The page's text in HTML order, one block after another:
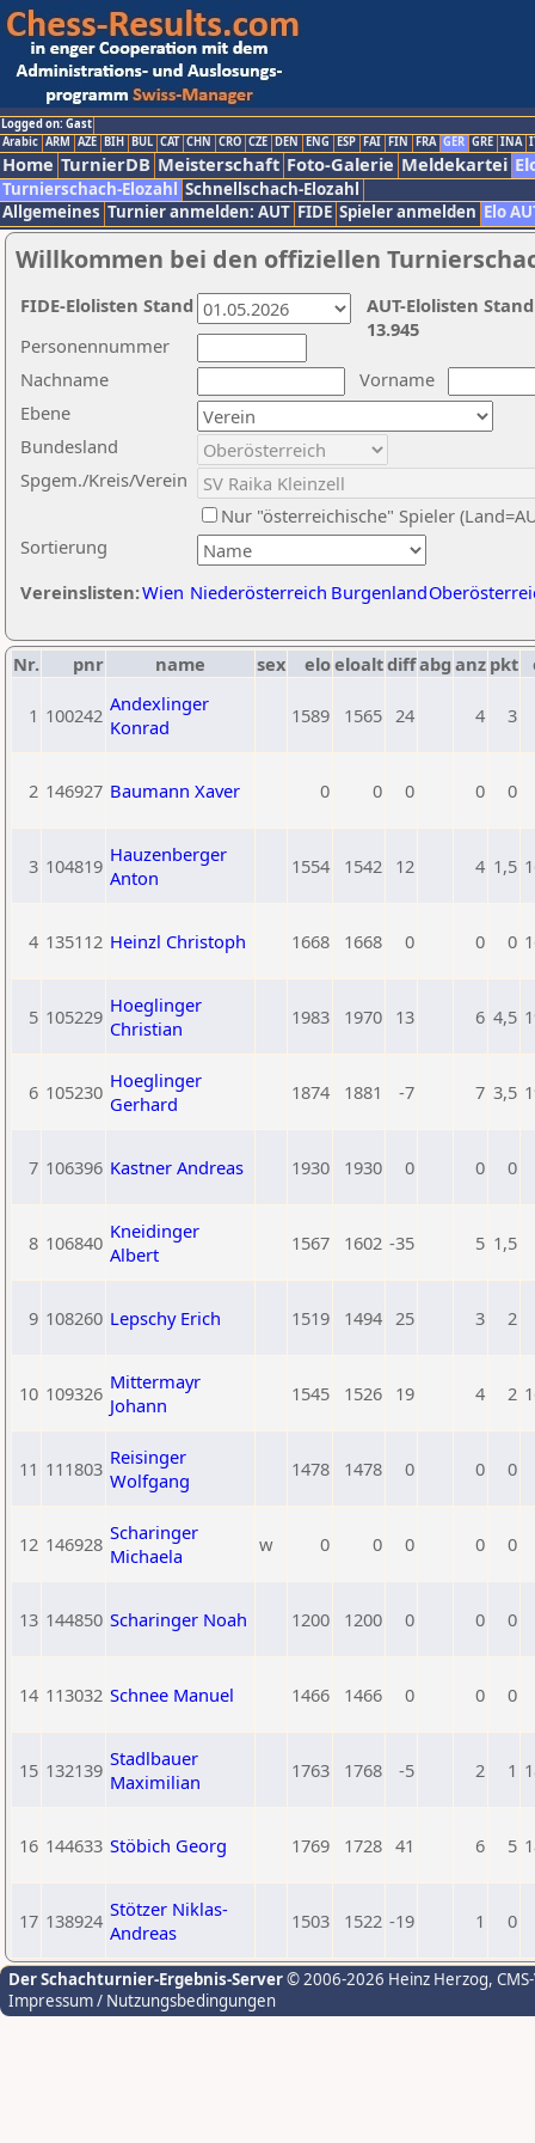
Logged on: Gast
Arabic ARM AZE BIH BUL CAT CHN CRO CZE DEN ENG ESP FAI FIN FRA GER GRE INA
Home TurnierDB Meisterschaft Foto-Galerie Meldekartei
Turnierschach-Elozahl Schnellschach-Elozahl
Allgemeines Turnier anmelden: AUT FIDE Spieler anmelden Elo
Willkommen bei den offiziellen
Nachname
Vorname
Ebene
Sortierung
Personennummer
Bundesland
Spgem./Kreis/Verein
Nur "österreichische" Spieler
Vereinslisten:Wien Niederösterreich Burgenland
AUT-Elolisten
13.945
FIDE-Elolisten Stand
Nr. pnr name sex eloeloaltdiffabg anz pkt
1 100242 Andexlinger
Konrad
1589 1565 24 4 3
2 146927 Baumann Xaver 0 0 0 0 0
3 104819 Hauzenberger
Anton
1554 1542 12 4 1,5
4 135112 Heinzl Christoph 1668 1668 0 0 0
5 105229 Hoeglinger
Christian
1983 1970 13 6 4,5
6 105230 Hoeglinger
Gerhard
1874 1881 -7 7 3,5
7 106396 Kastner Andreas 1930 1930 0 0 0
8 106840 Kneidinger
Albert
1567 1602 -35 5 1,5
9 108260 Lepschy Erich 1519 1494 25 3 2
10 109326 Mittermayr
Johann
1545 1526 19 4 2
11 111803 Reisinger
Wolfgang
1478 1478 0 0 0
12 146928 Scharinger
Michaela
w 0 0 0 0 0
13 144850 Scharinger Noah 1200 1200 0 0 0
14 113032 Schnee Manuel 1466 1466 0 0 0
15 132139 Stadlbauer
Maximilian
1763 1768 -5 2 1
16 144633 Stöbich Georg 1769 1728 41 6 5
17 138924 Stötzer Niklas-
Andreas
1503 1522 -19 1 0
Der Schachturnier-Ergebnis-Server© 2006-2026 Heinz Herzog,
Impressum / Nutzungsbedingungen